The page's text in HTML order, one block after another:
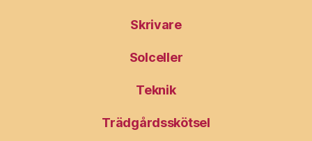
Skrivare
Solceller
Teknik
Trädgårdsskötsel